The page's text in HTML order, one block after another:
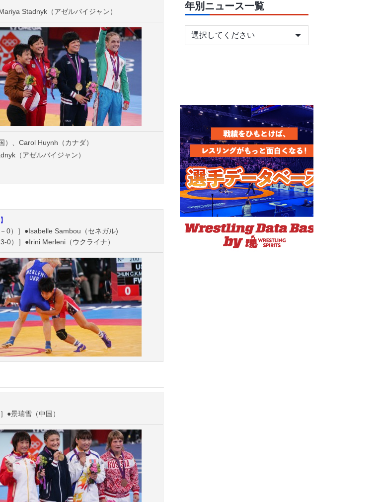
Stadnyk（アゼルバイジャン）
）、Carol Huynh（カナダ）
（アゼルバイジャン）
0）］●Isabelle Sambou（セネガル)
0）］●Irini Merleni（ウクライナ）
●景瑞雪（中国）
年別ニュース一覧